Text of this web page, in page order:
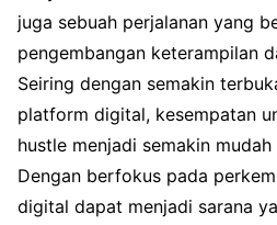
juga sebuah perjalanan yang
pengembangan keterampilan
Seiring dengan semakin
platform digital, kesempatan
hustle menjadi semakin
Dengan berfokus pada
digital dapat menjadi sarana